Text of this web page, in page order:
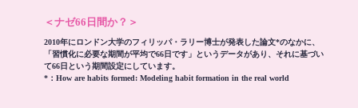
＜ナゼ66日間か？＞
2010年にロンドン大学のフィリッパ・ラリー博士が発表した論文*のなかに、
「習慣化に必要な期間が平均で66日です」というデータがあり、それに基づい
て66日という期間設定にしています。
*： How are habits formed: Modeling habit formation in the real world